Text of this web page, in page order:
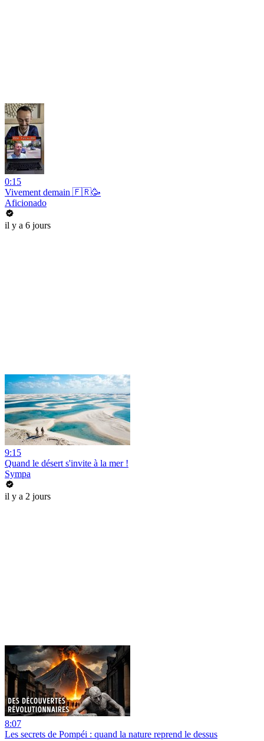
0:15
Vivement demain 🇫🇷🥳
Aficionado
il y a 6 jours
9:15
Quand le désert s'invite à la mer !
Sympa
il y a 2 jours
8:07
Les secrets de Pompéi : quand la nature reprend le dessus